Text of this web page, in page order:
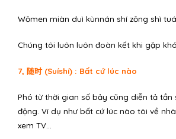
Wǒmen miàn duì kùnnán shí zǒng shì
Chúng tôi luôn luôn đoàn kết khi gặp
7, 随时 (Suíshí) : Bất cứ lúc nào
Phó từ thời gian số bảy cũng diễn tả tần
động. Ví dụ như bất cứ lúc nào tôi về
xem TV…